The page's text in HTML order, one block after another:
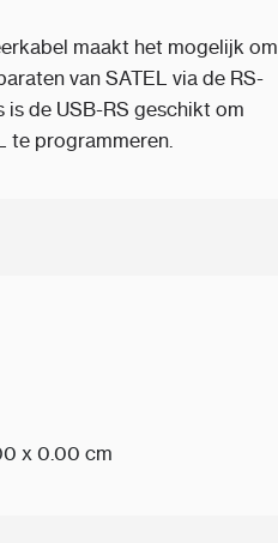
maakt het mogelijk om
van SATEL via de RS-
de USB-RS geschikt om
te programmeren.
x 0.00 cm